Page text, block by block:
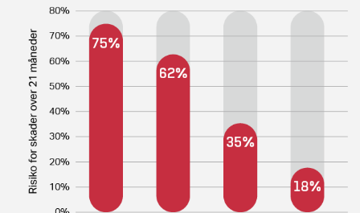
er du robust og klarer sagtens en enkelt nat med mindre
søvn.
MEN hvis du er en af dem, der tror, at du kan nøjes med
5 timers søvn i hverdagen, så har du glemt, hvordan du
fungerer, når du er den bedste version af dig selv.